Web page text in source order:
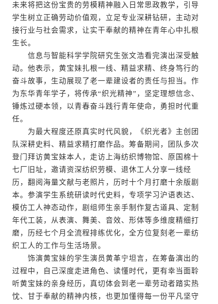
未来将把这份宝贵的劳模精神融入日常思政教学，引导
学生树立正确劳动价值观，立足专业深耕钻研，主动对
接行业与社会需求，让实干奉献的精神在青年心中扎根
生长。
信息与智能科学学院研究生张文浩看完演出深受触
动。他表示，黄宝妹扎根一线、精益求精、终身笃行的
奋斗故事，生动展现了老一辈建设者的责任与担当。作
为东华青年学子，将传承“织光精神”，坚定理想信念、
锤炼过硬本领，以青春奋斗践行青年使命，勇担时代重
任。
为最大程度还原真实时代风貌，《织光者》主创团
队深耕史料、精益求精打磨作品。筹备期间，团队多次
登门拜访黄宝妹本人，走访上海纺织博物馆、原国棉十
七厂旧址，邀请资深纺织劳模、退休工人分享一线经
历，翻阅海量文献与老照片，历时十个月打磨十余版剧
本。参演学生系统研读时代史料，专项学习沪语表达、
模仿工人神态动作，剧组师生亲手制作复古道具、定制
年代工装，从表演、舞美、音效、形体等多维度精细打
磨，历经七个月全流程排练优化，全方位复刻老一辈纺
织工人的工作与生活场景。
饰演黄宝妹的学生演员黄革宁坦言，在筹备演出的
过程中，自己深度走进角色、读懂时代，更有幸当面聆
听黄宝妹的亲身经历，真切体会到老一辈劳动者踏实热
忱、甘于奉献的精神内核，也更加懂得每一份平凡坚守